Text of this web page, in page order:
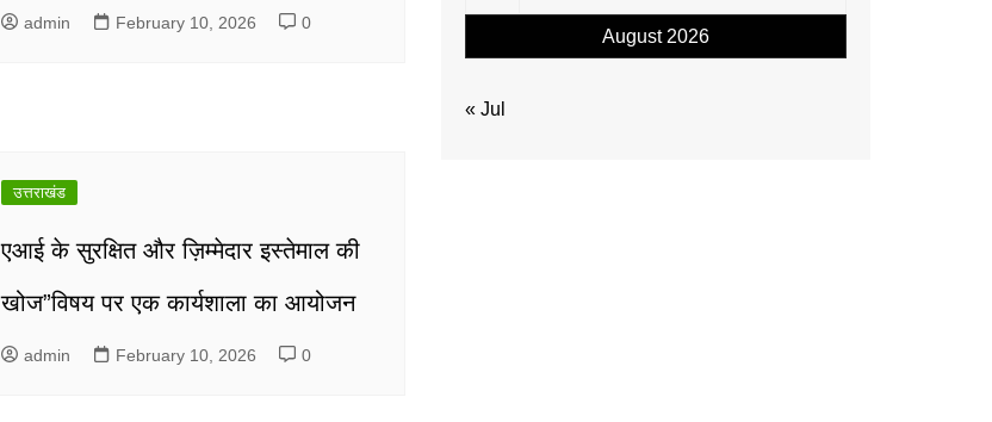
admin February 10, 2026 0
उत्तराखंड
एआई के सुरक्षित और ज़िम्मेदार इस्तेमाल की
खोज”विषय पर एक कार्यशाला का आयोजन
admin February 10, 2026 0
August 2026
« Jul